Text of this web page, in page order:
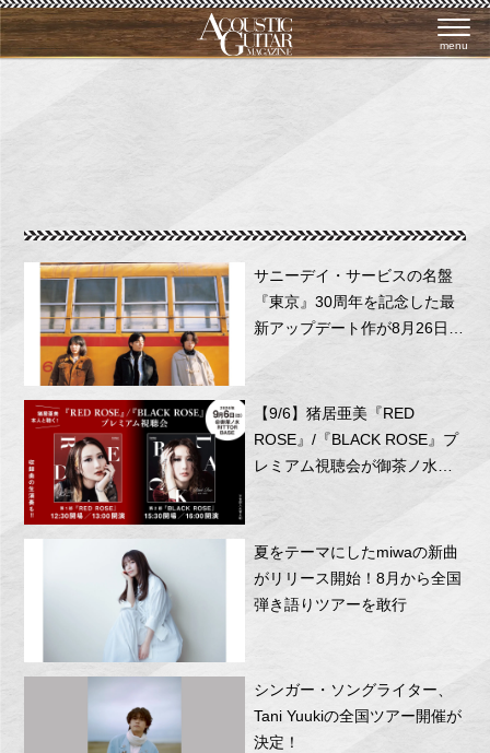
menu
サニーデイ・サービスの名盤
『東京』30周年を記念した最
新アップデート作が8月26日に
【9/6】猪居亜美『RED
ROSE』/『BLACK ROSE』プ
レミアム視聴会が御茶ノ水
夏をテーマにしたmiwaの新曲
がリリース開始！8月から全国
弾き語りツアーを敢行
シンガー・ソングライター、
Tani Yuukiの全国ツアー開催が
決定！